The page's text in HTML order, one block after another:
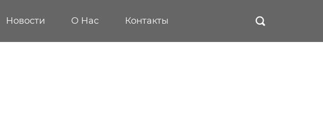
Новости О Hас Контакты 